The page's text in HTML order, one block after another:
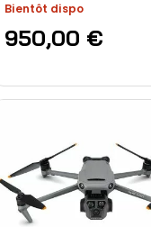
Bientôt dispo
950,00 €